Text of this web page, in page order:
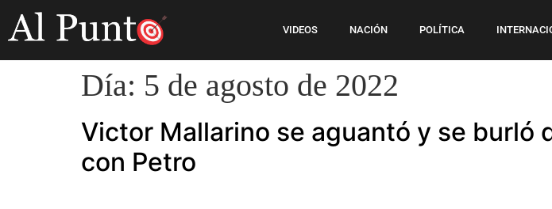
VIDEOS NACIÓN POLÍTICA
Día: 5 de agosto de 2022
Victor Mallarino se aguantó y se burló
con Petro